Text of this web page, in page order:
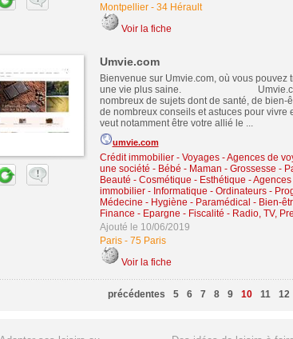
Montpellier- 34 Hérault
Voir la fiche
Umvie.com
Bienvenue sur Umvie.com, où vous
une vie plus saine. Umvie.com est
nombreux de sujets dont de santé, de bien-
de nombreux conseils et astuces
veut notamment être votre allié le ...
umvie.com
Crédit immobilier- Voyages - Agences de
une société - Bébé - Maman - Grossesse -
Beauté - Cosmétique - Esthétique -
immobilier- Informatique - Ordinateurs -
Médecine - Hygiène - Paramédical - Bien-
Finance - Epargne - Fiscalité - Radio, TV,
Ajouté le 10/06/2019
Paris- 75 Paris
Voir la fiche
précédentes 5 6 7 8 9 10 11 12